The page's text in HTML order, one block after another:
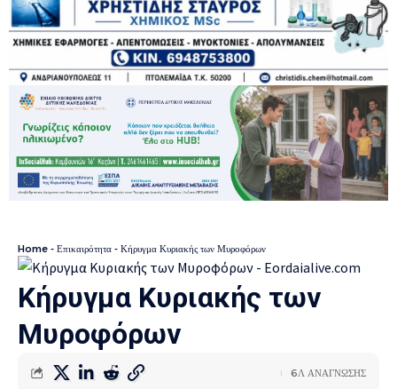
Home - Επικαιρότητα - Κήρυγμα Κυριακής των Μυροφόρων
Κήρυγμα Κυριακής των
Μυροφόρων
6Λ ΑΝΑΓΝΩΣΗΣ